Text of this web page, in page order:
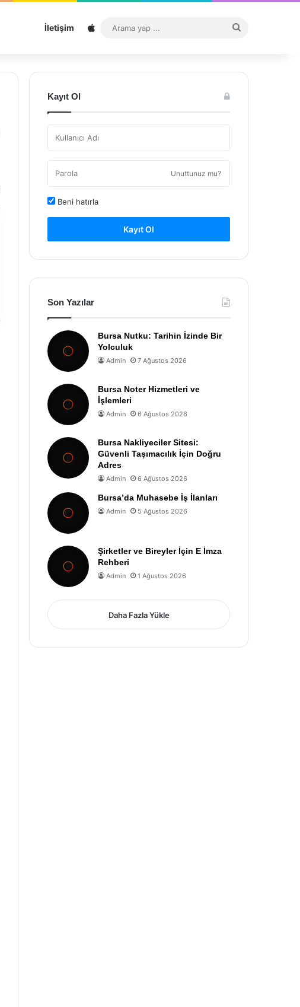
İletişim Sitemap
...
Kayıt Ol
Unuttunuz mu?
Beni hatırla
Kayıt Ol
Son Yazılar
Bursa Nutku: Tarihin İzinde Bir
Yolculuk
Admin 7 Ağustos 2026
Bursa Noter Hizmetleri ve
İşlemleri
Admin 6 Ağustos 2026
Bursa Nakliyeciler Sitesi:
Güvenli Taşımacılık İçin Doğru
Adres
Admin 6 Ağustos 2026
Bursa’da Muhasebe İş İlanları
Admin 5 Ağustos 2026
Şirketler ve Bireyler İçin E İmza
Rehberi
Admin 1 Ağustos 2026
Daha Fazla Yükle